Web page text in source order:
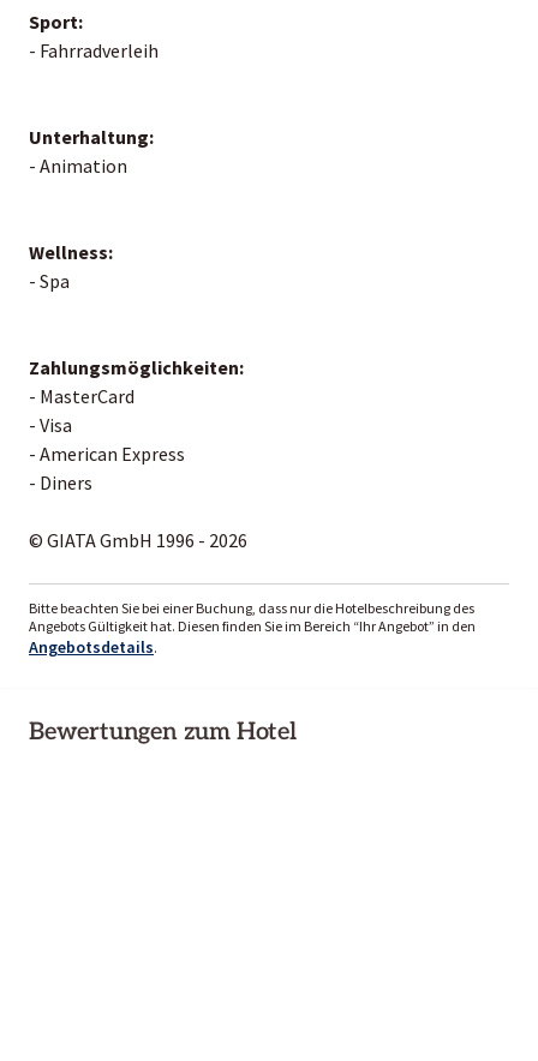
Sport:
- Fahrradverleih
Unterhaltung:
- Animation
Wellness:
- Spa
Zahlungsmöglichkeiten:
- MasterCard
- Visa
- American Express
- Diners
© GIATA GmbH 1996 - 2026
Bitte beachten Sie bei einer Buchung, dass nur die Hotelbeschreibung des
Angebots Gültigkeit hat. Diesen finden Sie im Bereich “Ihr Angebot” in den
Angebotsdetails.
Bewertungen zum Hotel